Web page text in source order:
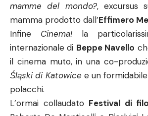
mamme del mondo?, excursus
mamma prodotto dall’Effimero
Infine Cinema! la
internazionale di Beppe Navello
il cinema muto, in una co-
Śląski di Katowice e un
polacchi.
L’ormai collaudatoFestival di